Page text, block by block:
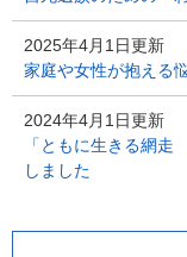
2025年4月1日更新
家庭や女性が抱える
2024年4月1日更新
「ともに生きる網
しました